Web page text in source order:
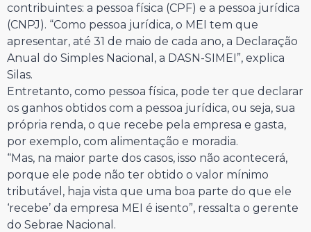
contribuintes: a pessoa física (CPF) e a pessoa jurídica
(CNPJ). “Como pessoa jurídica, o MEI tem que
apresentar, até 31 de maio de cada ano, a Declaração
Anual do Simples Nacional, a DASN-SIMEI”, explica
Silas.
Entretanto, como pessoa física, pode ter que declarar
os ganhos obtidos com a pessoa jurídica, ou seja, sua
própria renda, o que recebe pela empresa e gasta,
por exemplo, com alimentação e moradia.
“Mas, na maior parte dos casos, isso não acontecerá,
porque ele pode não ter obtido o valor mínimo
tributável, haja vista que uma boa parte do que ele
‘recebe’ da empresa MEI é isento”, ressalta o gerente
do Sebrae Nacional.